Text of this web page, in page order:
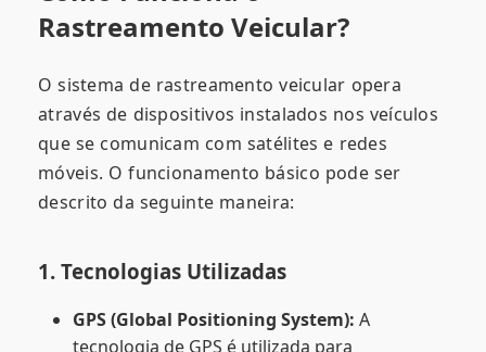
Rastreamento Veicular?
O sistema de rastreamento veicular opera
através de dispositivos instalados nos veículos
que se comunicam com satélites e redes
móveis. O funcionamento básico pode ser
descrito da seguinte maneira:
1. Tecnologias Utilizadas
GPS (Global Positioning System): A
tecnologia de GPS é utilizada para